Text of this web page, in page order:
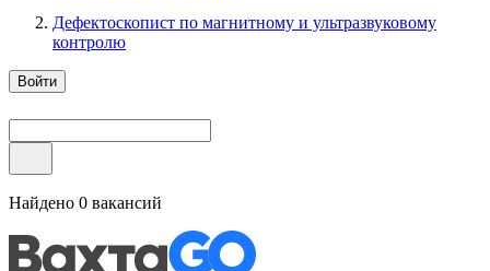
Дефектоскопист по магнитному и ультразвуковому
контролю
Войти
Найдено 0 вакансий